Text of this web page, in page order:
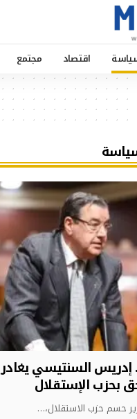
اقتصاد مجتمع
السنتيسي يغادر
بحزب الإستقلال
…